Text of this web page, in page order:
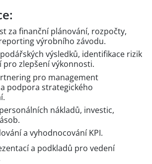
za finanční plánování, rozpočty,
výrobního závodu.
výsledků, identifikace rizik
zlepšení výkonnosti.
pro management
podpora strategického
nákladů, investic,
a vyhodnocování KPI.
a podkladů pro vedení